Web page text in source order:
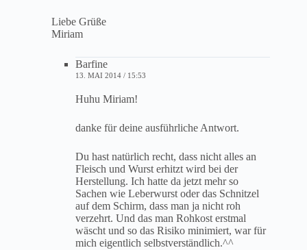
Liebe Grüße
Miriam
Barfine
13. MAI 2014 / 15:53
Huhu Miriam!
danke für deine ausführliche Antwort.
Du hast natürlich recht, dass nicht alles an
Fleisch und Wurst erhitzt wird bei der
Herstellung. Ich hatte da jetzt mehr so
Sachen wie Leberwurst oder das Schnitzel
auf dem Schirm, dass man ja nicht roh
verzehrt. Und das man Rohkost erstmal
wäscht und so das Risiko minimiert, war für
mich eigentlich selbstverständlich.^^